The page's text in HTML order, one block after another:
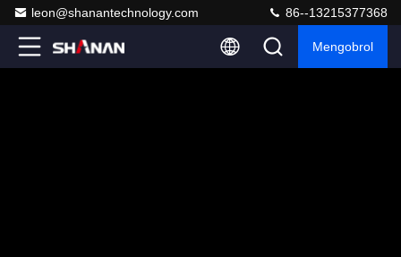
leon@shanantechnology.com 86--13215377368
Mengobrol